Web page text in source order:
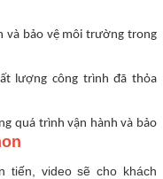
và bảo vệ môi trường trong
lượng công trình đã thỏa
quá trình vận hành và bảo
tiến, video sẽ cho khách